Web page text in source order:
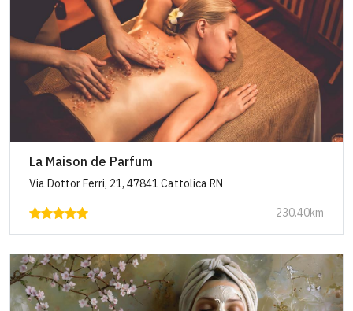
La Maison de Parfum
Via Dottor Ferri, 21, 47841 Cattolica RN
230.40km